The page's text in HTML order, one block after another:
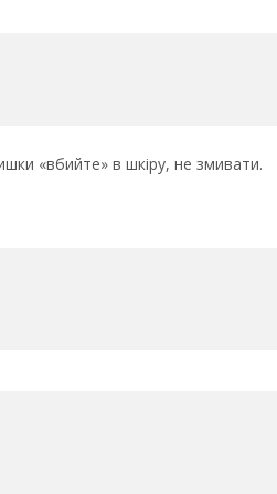
«вбийте» в шкіру, не змивати.